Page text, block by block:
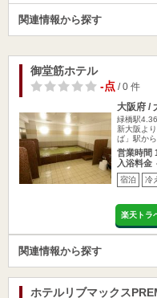
関連情報から探す
御堂筋ホテル
-点/ 0 件
大阪府 /
緑橋駅
新大阪よ
ば」駅か
営業時間
入浴料金
宿泊 冷
楽天トラ
関連情報から探す
ホテルリブマックス